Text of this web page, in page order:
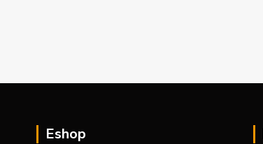
Eshop